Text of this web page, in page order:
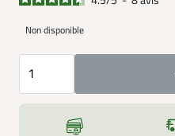
Non disponible